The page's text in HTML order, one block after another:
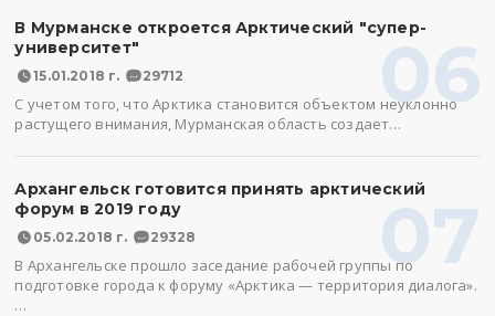
06
В Мурманске откроется Арктический "супер-
университет"
15.01.2018 г. 29712
С учетом того, что Арктика становится объектом неуклонно
растущего внимания, Мурманская область создает…
07
Архангельск готовится принять арктический
форум в 2019 году
05.02.2018 г. 29328
В Архангельске прошло заседание рабочей группы по
подготовке города к форуму «Арктика — территория диалога».
…